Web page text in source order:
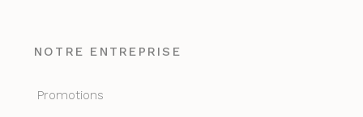
NOTRE ENTREPRISE
Promotions